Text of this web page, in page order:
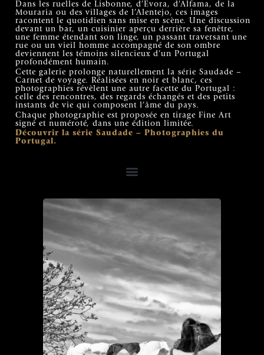
Dans les ruelles de Lisbonne, d’Évora, d’Alfama, de la
Mouraria ou des villages de l’Alentejo, ces images
racontent le quotidien sans mise en scène. Une discussion
devant un bar, un cuisinier aperçu derrière sa fenêtre,
une femme étendant son linge, un passant traversant une
rue ou un vieil homme accompagné de son ombre
deviennent les témoins silencieux d’un Portugal
profondément humain.
Cette galerie prolonge naturellement la série Saudade –
Carnet de voyage. Réalisées en noir et blanc, ces
photographies révèlent une autre facette du Portugal :
celle des rencontres, des regards échangés et des petits
instants de vie qui composent l’âme du pays.
Chaque photographie est proposée en tirage Fine Art
signé et numéroté, dans une édition limitée.
Découvrir la série Saudade – Photographies du
Portugal.